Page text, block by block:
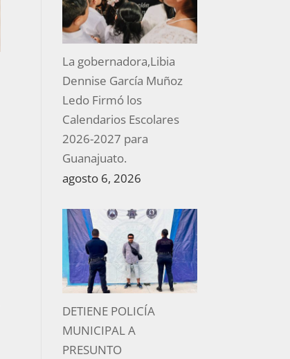
La gobernadora,Libia
Dennise García Muñoz
Ledo Firmó los
Calendarios Escolares
2026-2027 para
Guanajuato.
agosto 6, 2026
DETIENE POLICÍA
MUNICIPAL A
PRESUNTO